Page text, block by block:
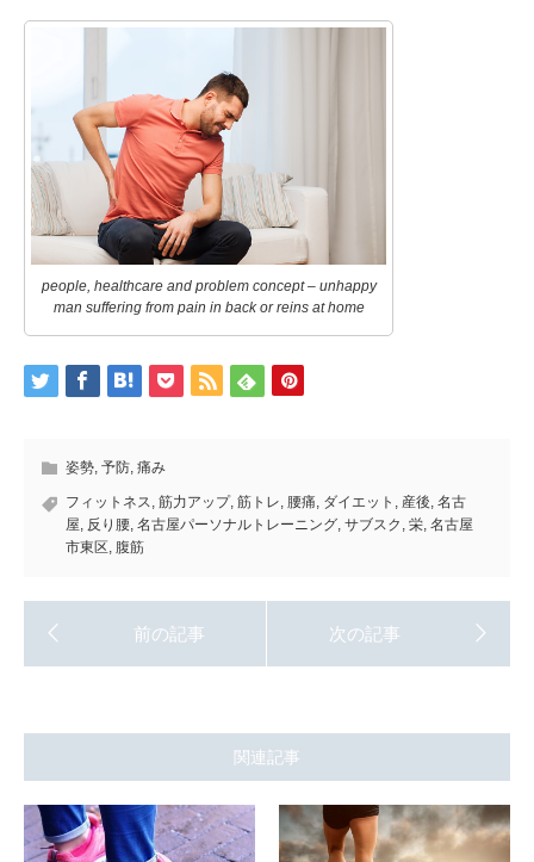
people, healthcare and problem concept – unhappy
man suffering from pain in back or reins at home
姿勢, 予防, 痛み
フィットネス, 筋力アップ, 筋トレ, 腰痛, ダイエット , 産後, 名古
屋, 反り腰, 名古屋パーソナルトレーニング, サブスク , 栄, 名古屋
市東区, 腹筋
関連記事